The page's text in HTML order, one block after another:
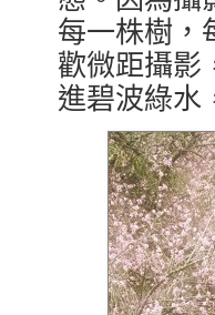
每一株樹，
歡微距攝影
進碧波綠水